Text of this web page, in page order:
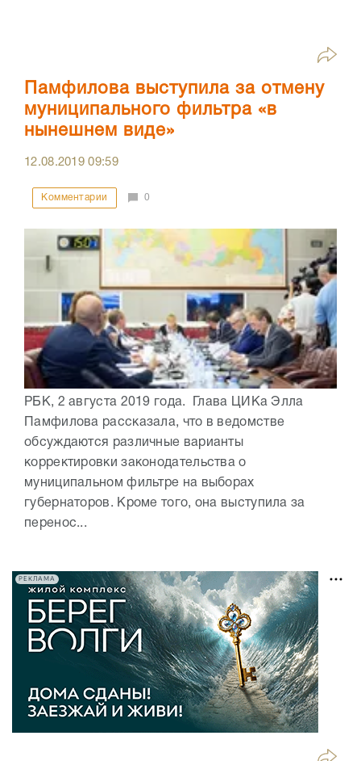
Памфилова выступила за отмену
муниципального фильтра «в
нынешнем виде»
12.08.201909:59
Комментарии 0
РБК, 2 августа 2019 года. Глава ЦИКа Элла
Памфилова рассказала, что в ведомстве
обсуждаются различные варианты
корректировки законодательства о
муниципальном фильтре на выборах
губернаторов. Кроме того, она выступила за
перенос...
РЕКЛАМА